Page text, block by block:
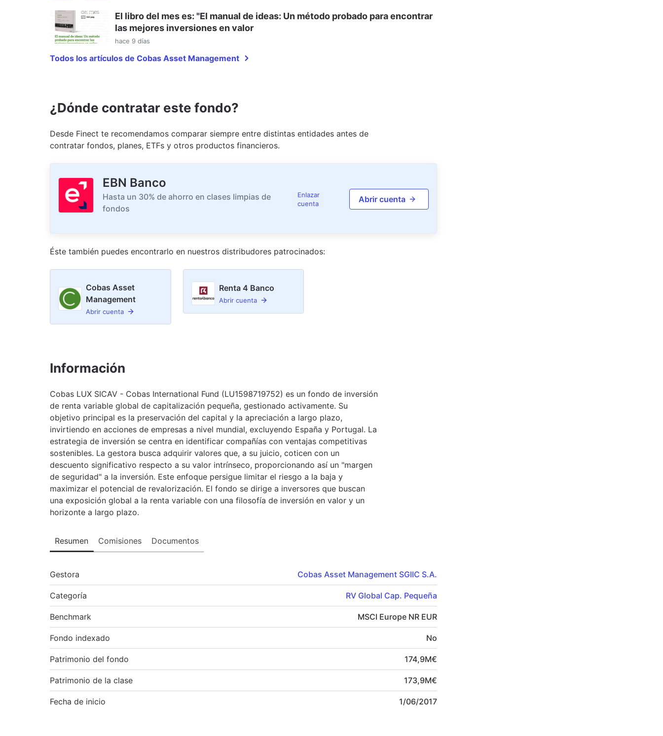
El libro del mes es: "El manual de ideas: Un método probado para encontrar
las mejores inversiones en valor
hace 9 días
Todos los artículos de Cobas Asset Management
¿Dónde contratar este fondo?
Desde Finect te recomendamos comparar siempre entre distintas entidades antes de
contratar fondos, planes, ETFs y otros productos financieros.
EBN Banco
Hasta un 30% de ahorro en clases limpias de
fondos
Enlazar
cuenta
Abrir cuenta
Éste también puedes encontrarlo en nuestros distribudores patrocinados:
Cobas Asset
Management
Abrir cuenta
Renta 4 Banco
Abrir cuenta
Información
Cobas LUX SICAV - Cobas International Fund (LU1598719752) es un fondo de inversión
de renta variable global de capitalización pequeña, gestionado activamente. Su
objetivo principal es la preservación del capital y la apreciación a largo plazo,
invirtiendo en acciones de empresas a nivel mundial, excluyendo España y Portugal. La
estrategia de inversión se centra en identificar compañías con ventajas competitivas
sostenibles. La gestora busca adquirir valores que, a su juicio, coticen con un
descuento significativo respecto a su valor intrínseco, proporcionando así un "margen
de seguridad" a la inversión. Este enfoque persigue limitar el riesgo a la baja y
maximizar el potencial de revalorización. El fondo se dirige a inversores que buscan
una exposición global a la renta variable con una filosofía de inversión en valor y un
horizonte a largo plazo.
Resumen Comisiones Documentos
Gestora Cobas Asset Management SGIIC S.A.
Categoría RV Global Cap. Pequeña
Benchmark MSCI Europe NR EUR
Fondo indexado No
Patrimonio del fondo 174,9M€
Patrimonio de la clase 173,9M€
Fecha de inicio 1/06/2017